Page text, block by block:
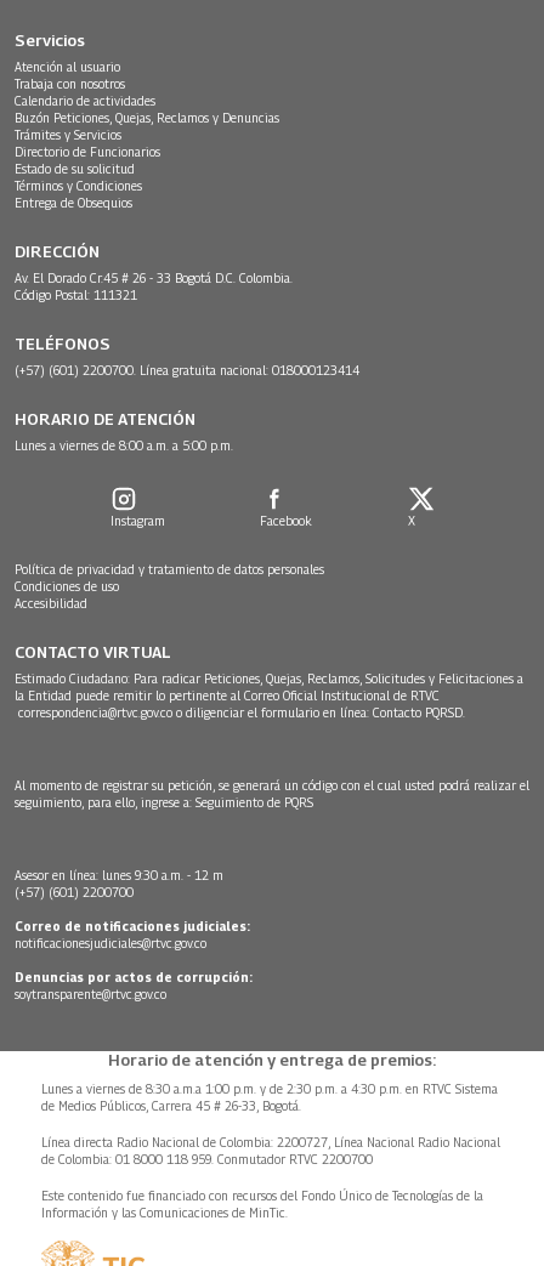
Servicios
Atención al usuario
Trabaja con nosotros
Calendario de actividades
Buzón Peticiones, Quejas, Reclamos y Denuncias
Trámites y Servicios
Directorio de Funcionarios
Estado de su solicitud
Términos y Condiciones
Entrega de Obsequios
DIRECCIÓN
Av. El Dorado Cr.45 # 26 - 33 Bogotá D.C. Colombia.
Código Postal: 111321
TELÉFONOS
(+57) (601) 2200700. Línea gratuita nacional: 018000123414
HORARIO DE ATENCIÓN
Lunes a viernes de 8:00 a.m. a 5:00 p.m.
Instagram Facebook X
Política de privacidad y tratamiento de datos personales
Condiciones de uso
Accesibilidad
CONTACTO VIRTUAL
Estimado Ciudadano: Para radicar Peticiones, Quejas, Reclamos, Solicitudes y Felicitaciones a
la Entidad puede remitir lo pertinente al Correo Oficial Institucional de RTVC
correspondencia@rtvc.gov.co o diligenciar el formulario en línea: Contacto PQRSD.
Al momento de registrar su petición, se generará un código con el cual usted podrá realizar el
seguimiento, para ello, ingrese a: Seguimiento de PQRS
Asesor en línea: lunes 9:30 a.m. - 12 m
(+57) (601) 2200700
Correo de notificaciones judiciales:
notificacionesjudiciales@rtvc.gov.co
Denuncias por actos de corrupción:
soytransparente@rtvc.gov.co
Horario de atención y entrega de premios:
Lunes a viernes de 8:30 a.m.a 1:00 p.m. y de 2:30 p.m. a 4:30 p.m. en RTVC Sistema
de Medios Públicos, Carrera 45 # 26-33, Bogotá.
Línea directa Radio Nacional de Colombia: 2200727, Línea Nacional Radio Nacional
de Colombia: 01 8000 118 959. Conmutador RTVC 2200700
Este contenido fue financiado con recursos del Fondo Único de Tecnologías de la
Información y las Comunicaciones de MinTic.